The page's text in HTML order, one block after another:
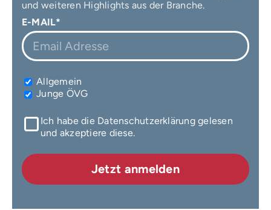
und weiteren Highlights aus der Branche.
E-MAIL*
Allgemein
Junge ÖVG
Ich habe die Datenschutzerklärung gelesen
und akzeptiere diese.